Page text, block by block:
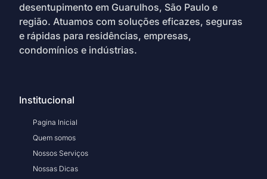
desentupimento em Guarulhos, São Paulo e
região. Atuamos com soluções eficazes, seguras
e rápidas para residências, empresas,
condomínios e indústrias.
Institucional
Pagina Inicial
Quem somos
Nossos Serviços
Nossas Dicas